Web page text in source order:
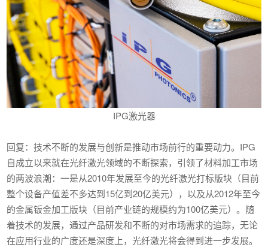
IPG激光器
回复：技术不断的发展与创新是推动市场前行的重要动力。IPG
自成立以来就在光纤激光领域的不断探索，引领了材料加工市场
的两波浪潮：一是从2010年发展至今的光纤激光打标版块（目前
整个设备产值差不多达到15亿到20亿美元），以及从2012年至今
的金属钣金加工版块（目前产业链的规模约为100亿美元）。随
着技术的发展，通过产品研发和不断的对市场需求的追踪，无论
在应用行业的广度还是深度上，光纤激光将会得到进一步发展。